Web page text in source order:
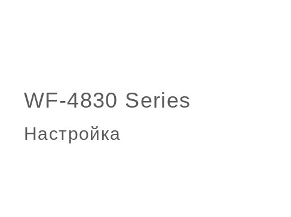
Настройка